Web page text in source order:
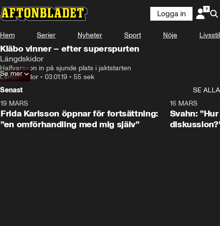
Logga in
Hem Serier Nyheter Sport Nöje Livsstil
Kläbo vinner – efter superspurten
Längdskidor
Halfvarsson in på sjunde plats i jaktstarten
Längdskidor • 03.01.19 • 55 sek
Se mer
Senast
SE ALLA
19 MARS
Frida Karlsson öppnar för fortsättning:
”en omförhandling med mig själv”
16 MARS
Svahn: